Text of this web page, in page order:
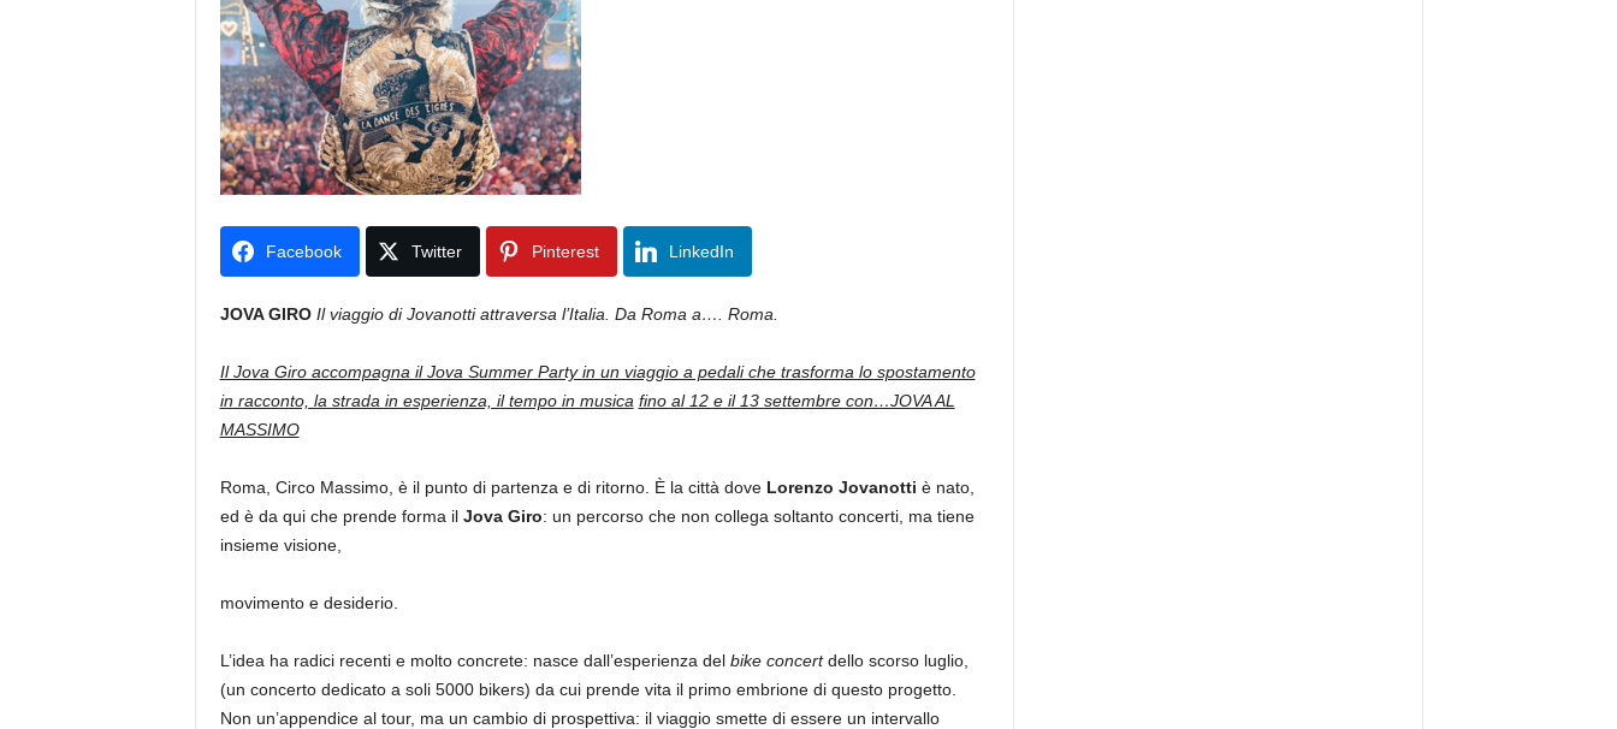
Facebook Twitter Pinterest LinkedIn
JOVA GIRO Il viaggio di Jovanotti attraversa l’Italia. Da Roma a…. Roma.
Il Jova Giro accompagna il Jova Summer Party in un viaggio a pedali che trasforma lo spostamento
in racconto, la strada in esperienza, il tempo in musica fino al 12 e il 13 settembre con…JOVA AL
MASSIMO
Roma, Circo Massimo, è il punto di partenza e di ritorno. È la città dove Lorenzo Jovanotti è nato,
ed è da qui che prende forma il Jova Giro: un percorso che non collega soltanto concerti, ma tiene
insieme visione,
movimento e desiderio.
L’idea ha radici recenti e molto concrete: nasce dall’esperienza del bike concertdello scorso luglio,
(un concerto dedicato a soli 5000 bikers) da cui prende vita il primo embrione di questo progetto.
Non un’appendice al tour, ma un cambio di prospettiva: il viaggio smette di essere un intervallo